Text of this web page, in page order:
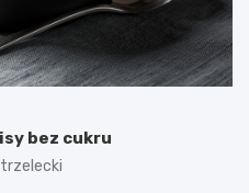
bez cukru